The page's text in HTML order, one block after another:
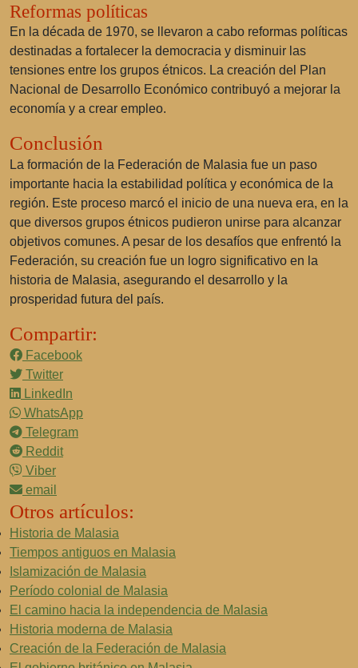
Reformas políticas
En la década de 1970, se llevaron a cabo reformas políticas
destinadas a fortalecer la democracia y disminuir las
tensiones entre los grupos étnicos. La creación del Plan
Nacional de Desarrollo Económico contribuyó a mejorar la
economía y a crear empleo.
Conclusión
La formación de la Federación de Malasia fue un paso
importante hacia la estabilidad política y económica de la
región. Este proceso marcó el inicio de una nueva era, en la
que diversos grupos étnicos pudieron unirse para alcanzar
objetivos comunes. A pesar de los desafíos que enfrentó la
Federación, su creación fue un logro significativo en la
historia de Malasia, asegurando el desarrollo y la
prosperidad futura del país.
Compartir:
Facebook
Twitter
LinkedIn
WhatsApp
Telegram
Reddit
Viber
email
Otros artículos:
Historia de Malasia
Tiempos antiguos en Malasia
Islamización de Malasia
Período colonial de Malasia
El camino hacia la independencia de Malasia
Historia moderna de Malasia
Creación de la Federación de Malasia